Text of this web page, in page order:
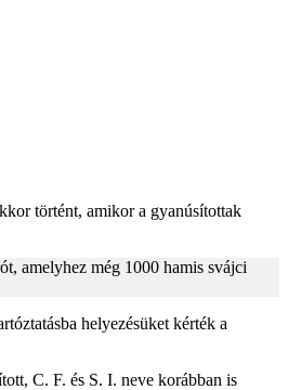
történt, amikor a gyanúsítottak
amelyhez még 1000 hamis svájci
helyezésüket kérték a
C. F. és S. I. neve korábban is